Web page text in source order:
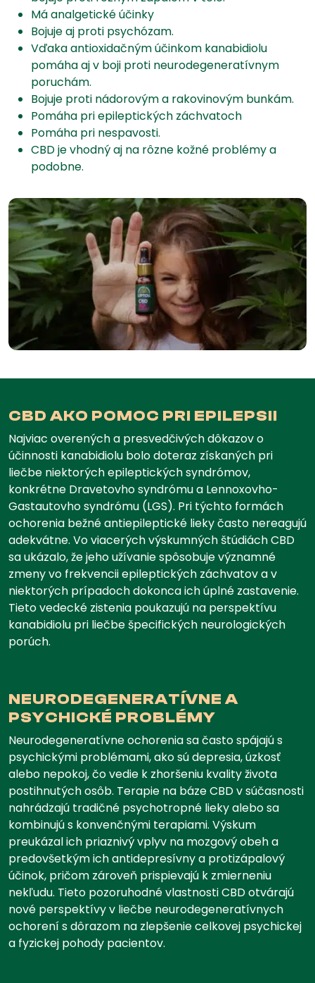
Má analgetické účinky
Bojuje aj proti psychózam.
Vďaka antioxidačným účinkom kanabidiolu
pomáha aj v boji proti neurodegeneratívnym
poruchám.
Bojuje proti nádorovým a rakovinovým bunkám.
Pomáha pri epileptických záchvatoch
Pomáha pri nespavosti.
CBD je vhodný aj na rôzne kožné problémy a
podobne.
CBD AKO POMOC PRI EPILEPSII
Najviac overených a presvedčivých dôkazov o
účinnosti kanabidiolu bolo doteraz získaných pri
liečbe niektorých epileptických syndrómov,
konkrétne Dravetovho syndrómu a Lennoxovho-
Gastautovho syndrómu (LGS). Pri týchto formách
ochorenia bežné antiepileptické lieky často nereagujú
adekvátne. Vo viacerých výskumných štúdiách CBD
sa ukázalo, že jeho užívanie spôsobuje významné
zmeny vo frekvencii epileptických záchvatov a v
niektorých prípadoch dokonca ich úplné zastavenie.
Tieto vedecké zistenia poukazujú na perspektívu
kanabidiolu pri liečbe špecifických neurologických
porúch.
NEURODEGENERATÍVNE A
PSYCHICKÉ PROBLÉMY
Neurodegeneratívne ochorenia sa často spájajú s
psychickými problémami, ako sú depresia, úzkosť
alebo nepokoj, čo vedie k zhoršeniu kvality života
postihnutých osôb. Terapie na báze CBD v súčasnosti
nahrádzajú tradičné psychotropné lieky alebo sa
kombinujú s konvenčnými terapiami. Výskum
preukázal ich priaznivý vplyv na mozgový obeh a
predovšetkým ich antidepresívny a protizápalový
účinok, pričom zároveň prispievajú k zmierneniu
nekľudu. Tieto pozoruhodné vlastnosti CBD otvárajú
nové perspektívy v liečbe neurodegeneratívnych
ochorení s dôrazom na zlepšenie celkovej psychickej
a fyzickej pohody pacientov.